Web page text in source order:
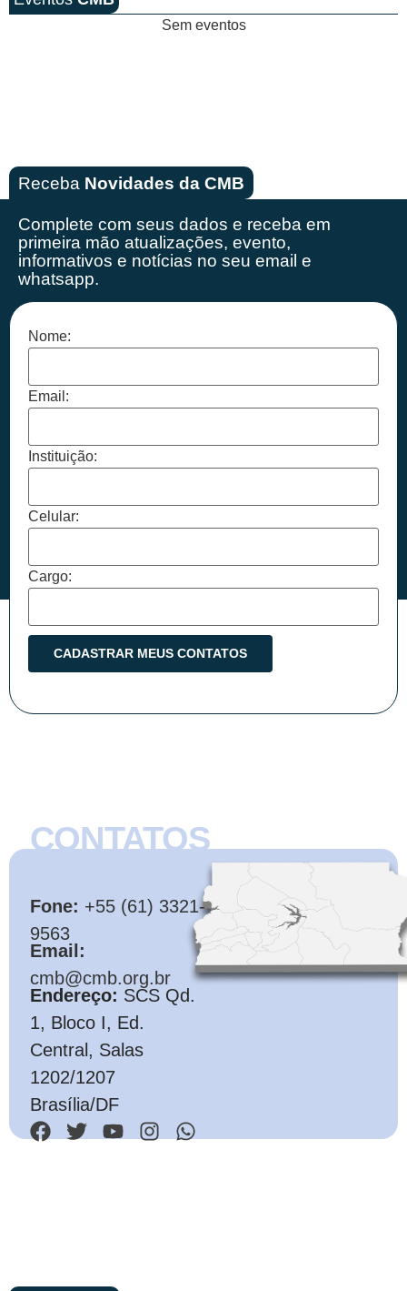
Sem eventos
Receba Novidades da CMB
Complete com seus dados e receba em
primeira mão atualizações, evento,
informativos e notícias no seu email e
whatsapp.
Nome:
Email:
Instituição:
Celular:
Cargo:
CONTATOS
Fone: +55 (61) 3321-
9563
Email:
cmb@cmb.org.br
Endereço: SCS Qd.
1, Bloco I, Ed.
Central, Salas
1202/1207
Brasília/DF